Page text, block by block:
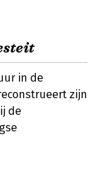
in de
zijn
de